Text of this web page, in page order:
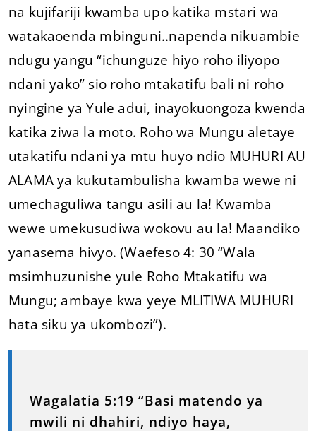
na kujifariji kwamba upo katika mstari wa
watakaoenda mbinguni..napenda nikuambie
ndugu yangu “ichunguze hiyo roho iliyopo
ndani yako” sio roho mtakatifu bali ni roho
nyingine ya Yule adui, inayokuongoza kwenda
katika ziwa la moto. Roho wa Mungu aletaye
utakatifu ndani ya mtu huyo ndio MUHURI AU
ALAMA ya kukutambulisha kwamba wewe ni
umechaguliwa tangu asili au la! Kwamba
wewe umekusudiwa wokovu au la! Maandiko
yanasema hivyo. (Waefeso 4: 30 “Wala
msimhuzunishe yule Roho Mtakatifu wa
Mungu; ambaye kwa yeye MLITIWA MUHURI
hata siku ya ukombozi”).
Wagalatia 5:19 “Basi matendo ya
mwili ni dhahiri, ndiyo haya,